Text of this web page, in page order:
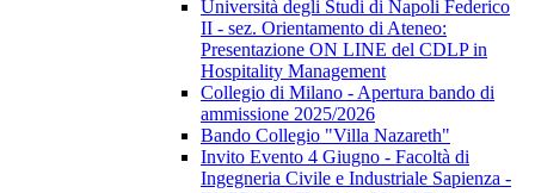
Università degli Studi di Napoli Federico
II - sez. Orientamento di Ateneo:
Presentazione ON LINE del CDLP in
Hospitality Management
Collegio di Milano - Apertura bando di
ammissione 2025/2026
Bando Collegio "Villa Nazareth"
Invito Evento 4 Giugno - Facoltà di
Ingegneria Civile e Industriale Sapienza -